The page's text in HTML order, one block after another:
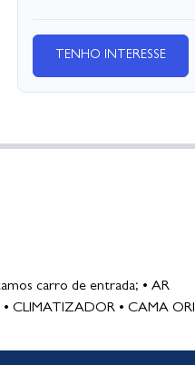
TENHO INTERESSE
carro de entrada; • AR
• CLIMATIZADOR • CAMA